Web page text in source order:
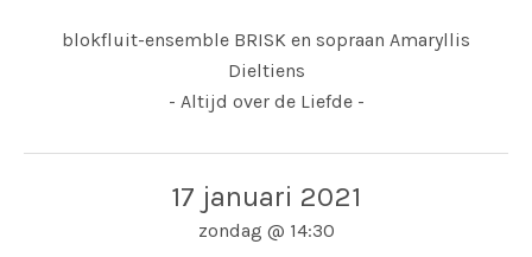
blokfluit-ensemble BRISK en sopraan Amaryllis
Dieltiens
- Altijd over de Liefde -
17 januari 2021
zondag @ 14:30